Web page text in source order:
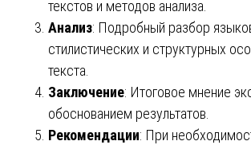
текстов и методов анализа.
Анализ: Подробный разбор
стилистических и структурных
текста.
Заключение: Итоговое мнение
обоснованием результатов.
Рекомендации: При